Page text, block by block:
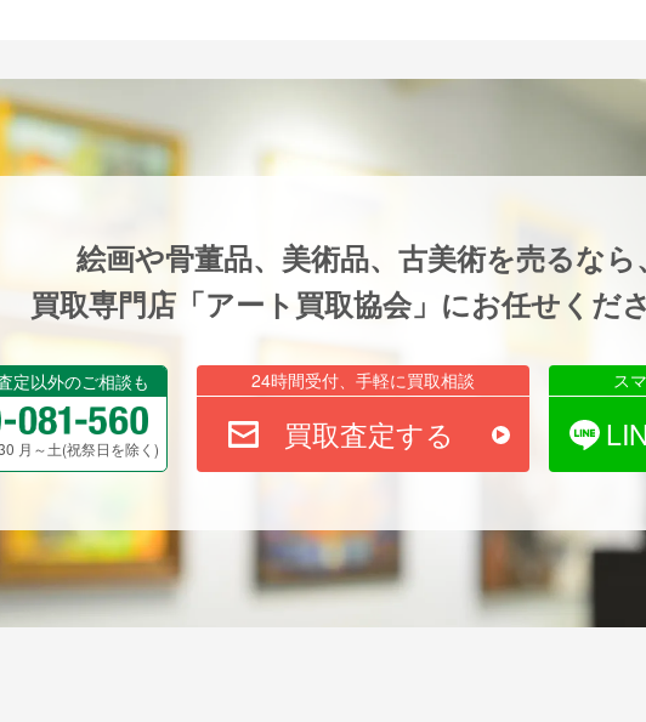
絵画や骨董品、美術品、古美術を売るなら、
買取専門店「アート買取協会」にお任せくだ
定以外のご相談も
月～土(祝祭日を除く)
24時間受付、手軽に買取相談
買取査定する
ス